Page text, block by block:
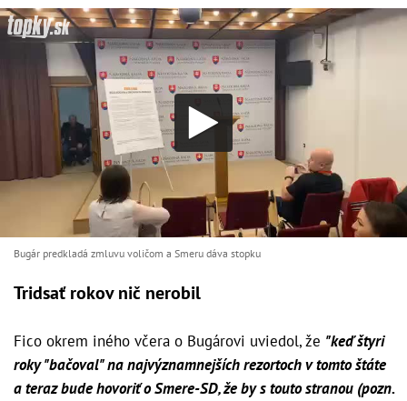
Bugár predkladá zmluvu voličom a Smeru dáva stopku
Tridsať rokov nič nerobil
Fico okrem iného včera o Bugárovi uviedol, že "keď štyri
roky "bačoval" na najvýznamnejších rezortoch v tomto štáte
a teraz bude hovoriť o Smere-SD, že by s touto stranou (pozn.